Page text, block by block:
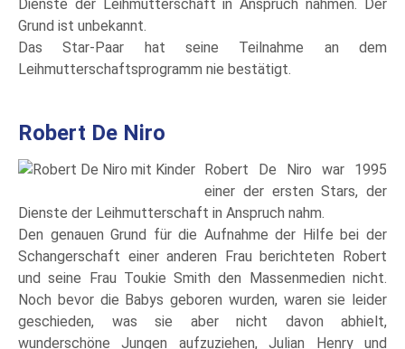
Dienste der Leihmutterschaft in Anspruch nahmen. Der
Grund ist unbekannt.
Das Star-Paar hat seine Teilnahme an dem
Leihmutterschaftsprogramm nie bestätigt.
Robert De Niro
Robert De Niro war 1995
einer der ersten Stars, der
Dienste der Leihmutterschaft in Anspruch nahm.
Den genauen Grund für die Aufnahme der Hilfe bei der
Schangerschaft einer anderen Frau berichteten Robert
und seine Frau Toukie Smith den Massenmedien nicht.
Noch bevor die Babys geboren wurden, waren sie leider
geschieden, was sie aber nicht davon abhielt,
wunderschöne Jungen aufzuziehen, Julian Henry und